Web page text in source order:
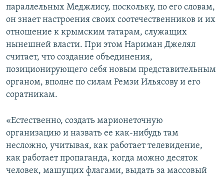
параллельных Меджлису, поскольку, по его словам,
он знает настроения своих соотечественников и их
отношение к крымским татарам, служащих
нынешней власти. При этом Нариман Джелял
считает, что создание объединения,
позиционирующего себя новым представительным
органом, вполне по силам Ремзи Ильясову и его
соратникам.
«Естественно, создать марионеточную
организацию и назвать ее как-нибудь там
несложно, учитывая, как работает телевидение,
как работает пропаганда, когда можно десяток
человек, машущих флагами, выдать за массовый